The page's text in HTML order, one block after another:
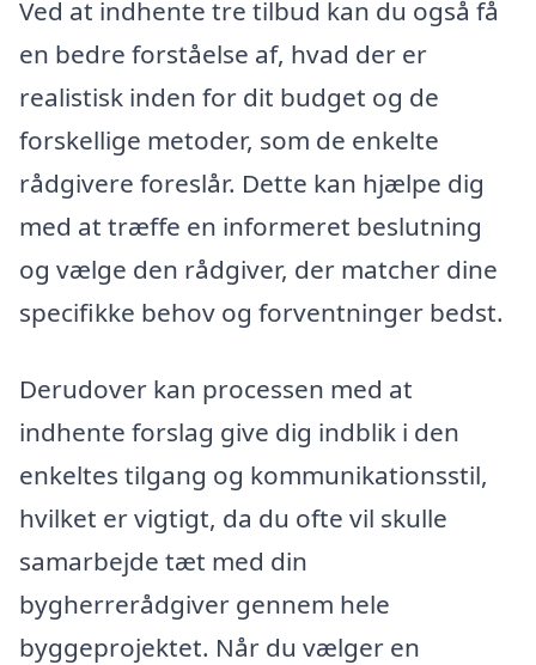
Ved at indhente tre tilbud kan du også få
en bedre forståelse af, hvad der er
realistisk inden for dit budget og de
forskellige metoder, som de enkelte
rådgivere foreslår. Dette kan hjælpe dig
med at træffe en informeret beslutning
og vælge den rådgiver, der matcher dine
specifikke behov og forventninger bedst.
Derudover kan processen med at
indhente forslag give dig indblik i den
enkeltes tilgang og kommunikationsstil,
hvilket er vigtigt, da du ofte vil skulle
samarbejde tæt med din
bygherrerådgiver gennem hele
byggeprojektet. Når du vælger en